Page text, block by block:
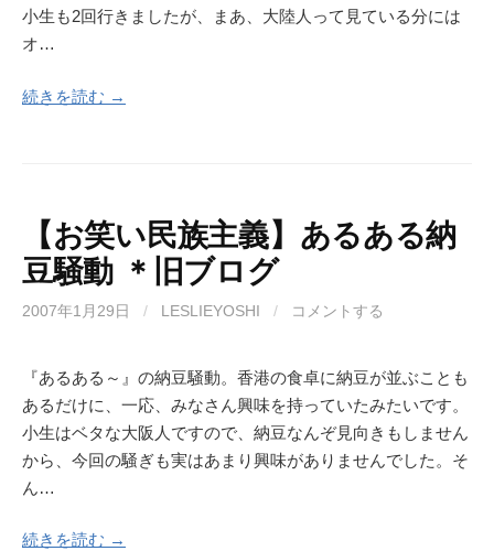
小生も2回行きましたが、まあ、大陸人って見ている分には
オ…
続きを読む →
【お笑い民族主義】あるある納
豆騒動 ＊旧ブログ
2007年1月29日 / LESLIEYOSHI / コメントする
『あるある～』の納豆騒動。香港の食卓に納豆が並ぶことも
あるだけに、一応、みなさん興味を持っていたみたいです。
小生はベタな大阪人ですので、納豆なんぞ見向きもしません
から、今回の騒ぎも実はあまり興味がありませんでした。そ
ん…
続きを読む →